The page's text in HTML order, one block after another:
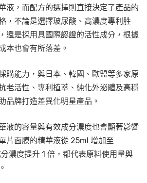
液，而配方的選擇則直接決定了產品的
，不論是選擇玻尿酸、高濃度專利胜
還是採用具國際認證的活性成分，根據
本也會有所落差。
購能力，與日本、韓國、歐盟等多家原
老活性、專利植萃、純化外泌體及高穩
品牌打造差異化明星產品。
液的容量與有效成分濃度也會顯著影響
片面膜的精華液從 25ml 增加至
濃度提升 1 倍，都代表原料使用量與